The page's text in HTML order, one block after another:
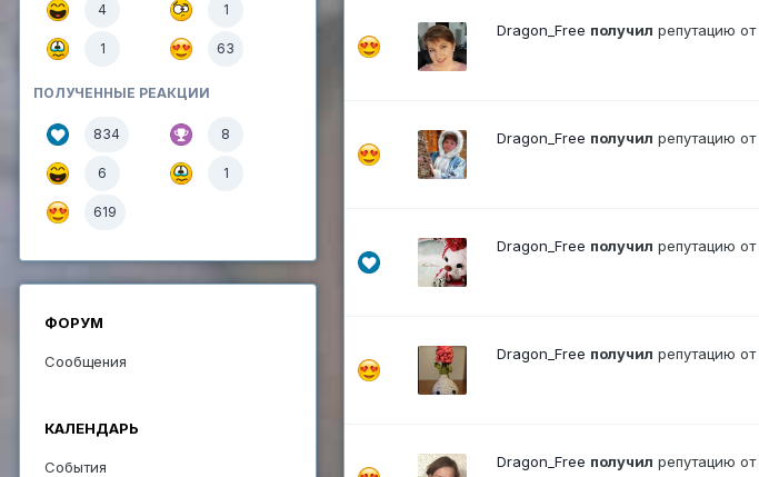
4 1
1 63
ПОЛУЧЕННЫЕ РЕАКЦИИ
834 8
6 1
619
ФОРУМ
Сообщения
КАЛЕНДАРЬ
События
Dragon_Free получил репутацию от
Dragon_Free получил репутацию от
Dragon_Free получил репутацию от
Dragon_Free получил репутацию от
Dragon_Free получил репутацию от